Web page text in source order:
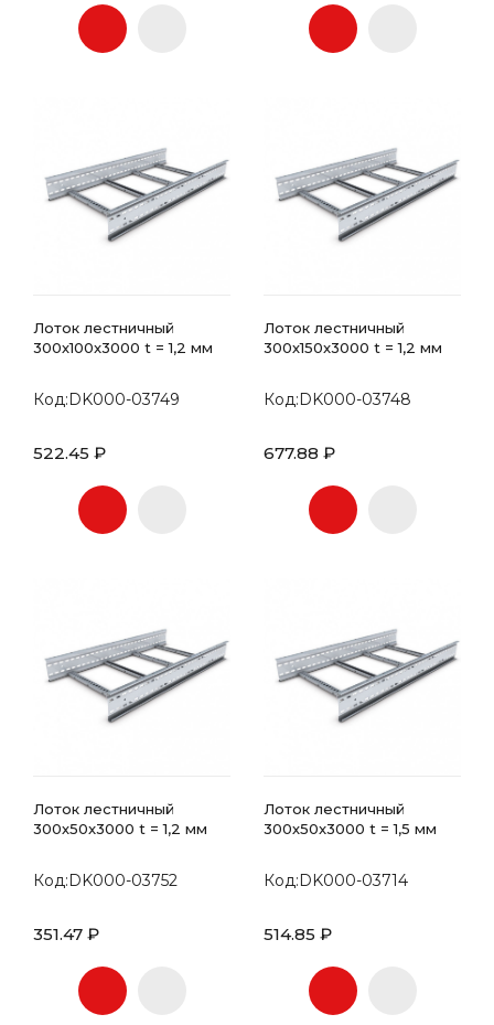
Лоток лестничный
300х100x3000 t = 1,2 мм
Код:DK000-03749
522.45 ₽
Лоток лестничный
300х150x3000 t = 1,2 мм
Код:DK000-03748
677.88 ₽
Лоток лестничный
300х50x3000 t = 1,2 мм
Код:DK000-03752
351.47 ₽
Лоток лестничный
300х50x3000 t = 1,5 мм
Код:DK000-03714
514.85 ₽